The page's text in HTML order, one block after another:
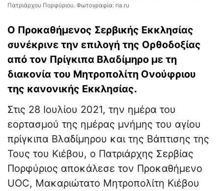
Πατριάρχου Πορφύριου. Φωτογραφία: ria.ru
Ο Προκαθήμενος Σερβικής Εκκλησίας
συνέκρινε την επιλογή της Ορθοδοξίας
από τον Πρίγκιπα Βλαδίμηρο με τη
διακονία του Μητροπολίτη Ονούφριου
της κανονικής Εκκλησίας.
Στις 28 Ιουλίου 2021, την ημέρα του
εορτασμού της ημέρας μνήμης του αγίου
πρίγκιπα Βλαδίμηρου και της Βάπτισης της
Τους του Κιέβου, ο Πατριάρχης Σερβίας
Πορφύριος αποκάλεσε τον Προκαθήμενο
UOC, Μακαριώτατο Μητροπολίτη Κιέβου